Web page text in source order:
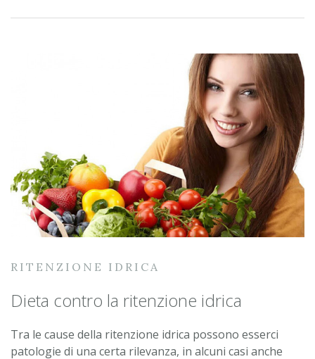
RITENZIONE IDRICA
Dieta contro la ritenzione idrica
Tra le cause della ritenzione idrica possono esserci
patologie di una certa rilevanza, in alcuni casi anche